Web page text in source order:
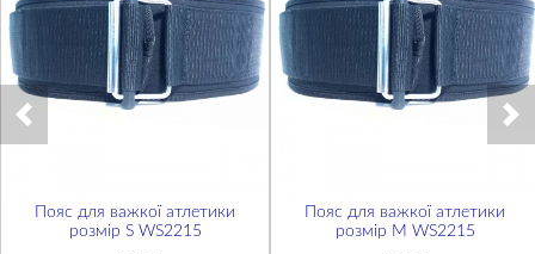
Пояс для важкої атлетики
розмір S WS2215
Пояс для важкої атлетики
розмір М WS2215